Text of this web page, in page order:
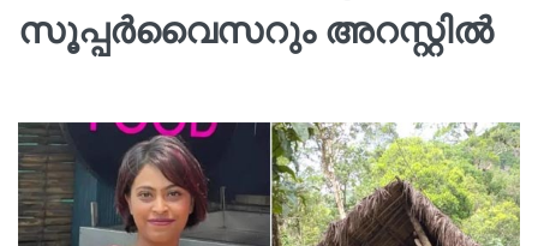
സൂപ്പർവൈസറും അറസ്റ്റിൽ